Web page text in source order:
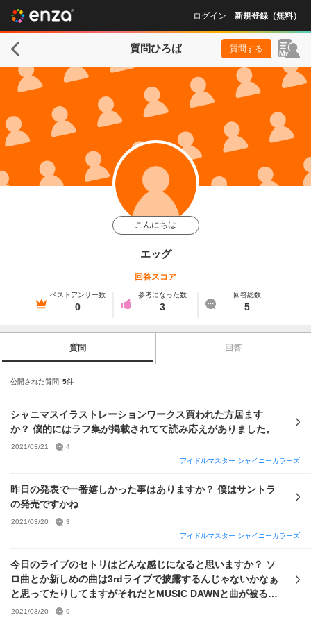
ログイン 新規登録（無料）
質問ひろば 質問する
こんにちは
エッグ
回答スコア
ベストアンサー数
0
参考になった数
3
回答総数
5
質問 回答
公開された質問 5件
シャニマスイラストレーションワークス買われた方居ます
か？ 僕的にはラフ集が掲載されてて読み応えがありました。
2021/03/21
4
アイドルマスター シャイニーカラーズ
昨日の発表で一番嬉しかった事はありますか？ 僕はサントラ
の発売ですかね
2021/03/20
3
アイドルマスター シャイニーカラーズ
今日のライブのセトリはどんな感じになると思いますか？ ソ
ロ曲とか新しめの曲は3rdライブで披露するんじゃないかなぁ
と思ってたりしてますがそれだとMUSIC DAWNと曲が被るよ
うな気がしていて全く読めない感じです。
2021/03/20
0